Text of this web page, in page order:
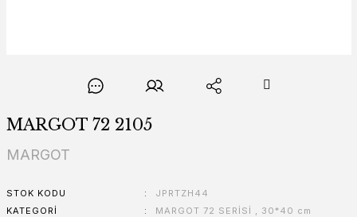
MARGOT 72 2105
MARGOT
STOK KODU
JPRTZH44
KATEGORI
MARGOT 72 SERİSİ , 30*40 cm